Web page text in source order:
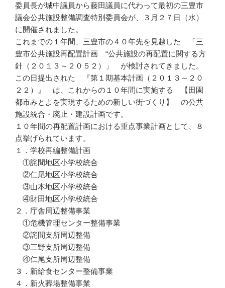
委員長が城中議員から藤田議員に代わって最初の三豊市
議会公共施設整備調査特別委員会が、３月２７日（水）
に開催されました。
これまでの１年間、三豊市の４０年先を見越した 「三
豊市公共施設再配置計画 “公共施設の再配置に関する方
針（２０１３～２０５２）」 が検討されてきました。
この日提出された 『第１期基本計画（２０１３～２０
２２）』 は、これからの１０年間に実施する 【田園
都市みとよを実現するための新しい街づくり】 の公共
施設統合・廃止・建設計画です。
１０年間の再配置計画における重点事業計画として、８
点挙げられています。
１．学校再編整備計画
①詫間地区小学校統合
②仁尾地区小学校統合
③山本地区小学校統合
④財田地区小学校統合
２．庁舎周辺整備事業
①危機管理センター整備事業
②詫間支所周辺整備
③三野支所周辺整備
④仁尾支所周辺整備
３．新給食センター整備事業
４．新火葬場整備事業